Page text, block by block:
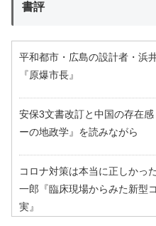
書評
平和都市・広島の設計者・浜
『原爆市長』
安保3文書改訂と中国の存在
ーの地政学』を読みながら
コロナ対策は本当に正しかっ
一郎『臨床現場からみた新型
実』